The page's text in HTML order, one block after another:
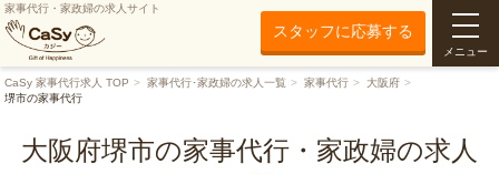
家事代行・家政婦の求人サイト
スタッフに応募する
メニュー
CaSy 家事代行求人 TOP 家事代行･家政婦の求人一覧 家事代行
大阪府
堺市の家事代行
大阪府堺市の家事代行・家政婦の求人